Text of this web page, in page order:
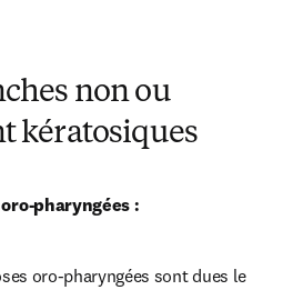
non ou
kératosiques
pharyngées :
oro-pharyngées sont dues le